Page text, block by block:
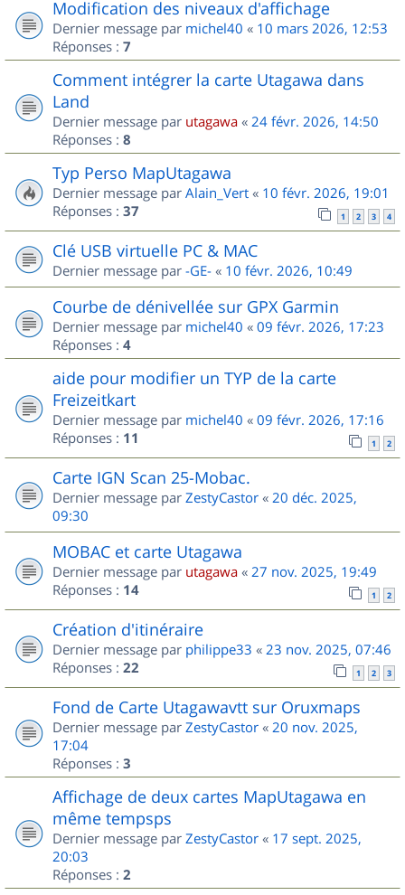
Modification des niveaux d'affichage
Dernier message par michel40 « 10 mars 2026, 12:53
Réponses : 7
Comment intégrer la carte Utagawa dans
Land
Dernier message par utagawa « 24 févr. 2026, 14:50
Réponses : 8
Typ Perso MapUtagawa
Dernier message par Alain_Vert « 10 févr. 2026, 19:01
Réponses : 37 1 2 3 4
Clé USB virtuelle PC & MAC
Dernier message par -GE- « 10 févr. 2026, 10:49
Courbe de dénivellée sur GPX Garmin
Dernier message par michel40 « 09 févr. 2026, 17:23
Réponses : 4
aide pour modifier un TYP de la carte
Freizeitkart
Dernier message par michel40 « 09 févr. 2026, 17:16
Réponses : 11 1 2
Carte IGN Scan 25-Mobac.
Dernier message par ZestyCastor « 20 déc. 2025,
09:30
MOBAC et carte Utagawa
Dernier message par utagawa « 27 nov. 2025, 19:49
Réponses : 14 1 2
Création d'itinéraire
Dernier message par philippe33 « 23 nov. 2025, 07:46
Réponses : 22 1 2 3
Fond de Carte Utagawavtt sur Oruxmaps
Dernier message par ZestyCastor « 20 nov. 2025,
17:04
Réponses : 3
Affichage de deux cartes MapUtagawa en
même tempsps
Dernier message par ZestyCastor « 17 sept. 2025,
20:03
Réponses : 2